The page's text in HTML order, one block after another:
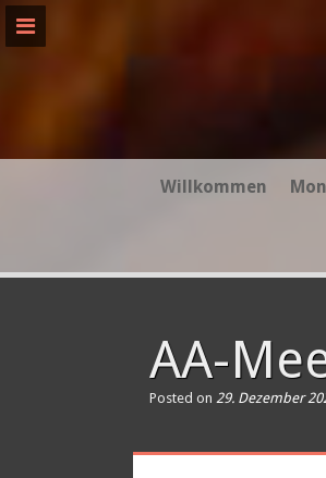
Skip
Willkommen
AA-
Posted on 29. Dezember